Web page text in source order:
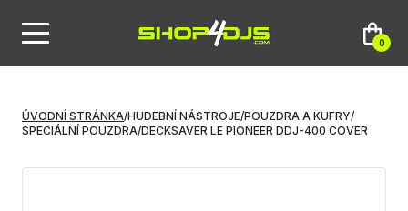
0
ÚVODNÍ STRÁNKA/HUDEBNÍ NÁSTROJE/POUZDRA A KUFRY/
SPECIÁLNÍ POUZDRA/DECKSAVER LE PIONEER DDJ-400 COVER